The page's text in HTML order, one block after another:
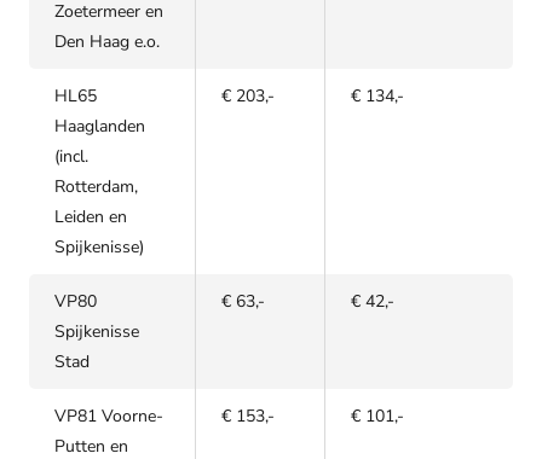
Zoetermeer en
Den Haag e.o.
HL65
Haaglanden
(incl.
Rotterdam,
Leiden en
Spijkenisse)
€ 203,- € 134,-
VP80
Spijkenisse
Stad
€ 63,- € 42,-
VP81 Voorne-
Putten en
€ 153,- € 101,-